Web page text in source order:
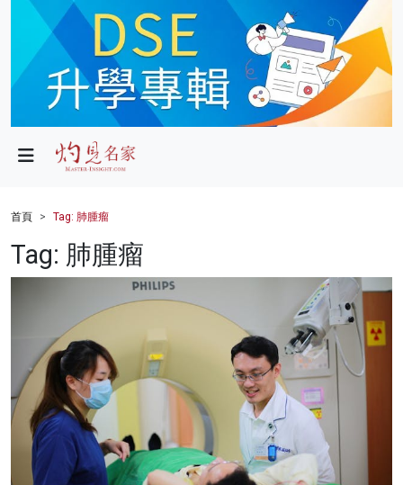
政局
財經
健康
科技
影片
名家榜
灼見活動
首頁 Tag: 肺腫瘤
Tag: 肺腫瘤